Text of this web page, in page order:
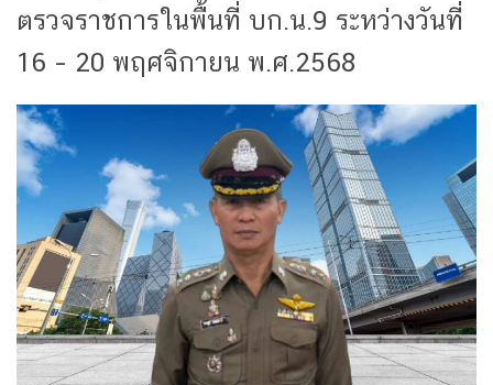
ตรวจราชการในพื้นที่ บก.น.9 ระหว่างวันที่
16 – 20 พฤศจิกายน พ.ศ.2568